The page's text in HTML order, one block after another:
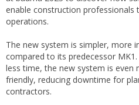
enable construction
operations.
The new system is simpler, more
compared to its predecessor
less time, the new system is even
friendly, reducing downtime for
contractors.